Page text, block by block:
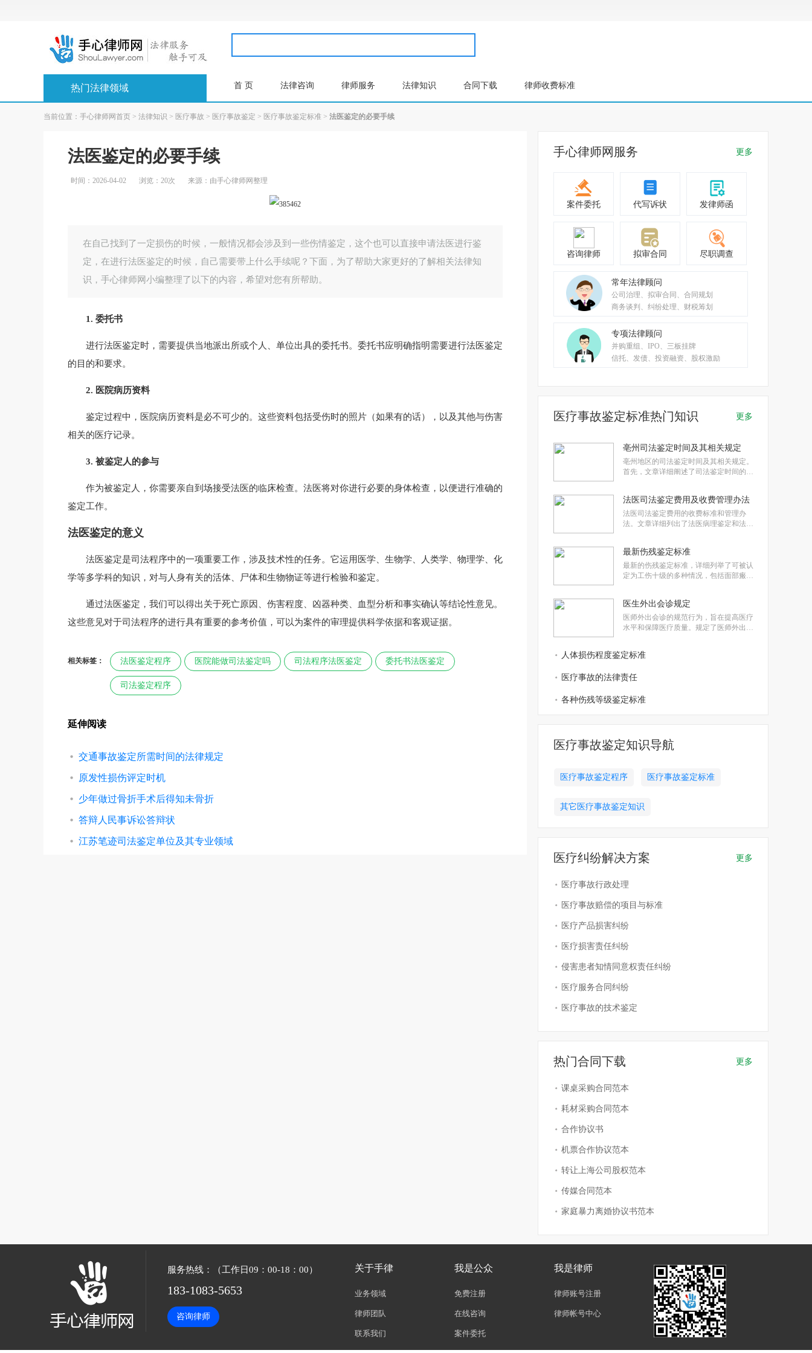
热门法律领域 首 页 法律咨询 律师服务 法律知识 合同下载 律师收费标准
当前位置： 手心律师网首页 > 法律知识 > 医疗事故 > 医疗事故鉴定 > 医疗事故鉴定标准 > 法医鉴定的必要手续
法医鉴定的必要手续
时间：2026-04-02 浏览：20次 来源：由手心律师网整理
在自己找到了一定损伤的时候，一般情况都会涉及到一些伤情鉴定，这个也可以直接申请法医进行鉴
定，在进行法医鉴定的时候，自己需要带上什么手续呢？下面，为了帮助大家更好的了解相关法律知
识，手心律师网小编整理了以下的内容，希望对您有所帮助。
1. 委托书
进行法医鉴定时，需要提供当地派出所或个人、单位出具的委托书。委托书应明确指明需要进行法医鉴定
的目的和要求。
2. 医院病历资料
鉴定过程中，医院病历资料是必不可少的。这些资料包括受伤时的照片（如果有的话），以及其他与伤害
相关的医疗记录。
3. 被鉴定人的参与
作为被鉴定人，你需要亲自到场接受法医的临床检查。法医将对你进行必要的身体检查，以便进行准确的
鉴定工作。
法医鉴定的意义
法医鉴定是司法程序中的一项重要工作，涉及技术性的任务。它运用医学、生物学、人类学、物理学、化
学等多学科的知识，对与人身有关的活体、尸体和生物物证等进行检验和鉴定。
通过法医鉴定，我们可以得出关于死亡原因、伤害程度、凶器种类、血型分析和事实确认等结论性意见。
这些意见对于司法程序的进行具有重要的参考价值，可以为案件的审理提供科学依据和客观证据。
相关标签： 法医鉴定程序 医院能做司法鉴定吗 司法程序法医鉴定 委托书法医鉴定
司法鉴定程序
延伸阅读
交通事故鉴定所需时间的法律规定
原发性损伤评定时机
少年做过骨折手术后得知未骨折
答辩人民事诉讼答辩状
江苏笔迹司法鉴定单位及其专业领域
更多
手心律师网服务
案件委托 代写诉状 发律师函
咨询律师 拟审合同 尽职调查
常年法律顾问
公司治理、拟审合同、合同规划
商务谈判、纠纷处理、财税筹划
专项法律顾问
并购重组、IPO、三板挂牌
信托、发债、投资融资、股权激励
更多
医疗事故鉴定标准热门知识
亳州司法鉴定时间及其相关规定
亳州地区的司法鉴定时间及其相关规定。
首先，文章详细阐述了司法鉴定时间的规
及因补充或重新提取鉴定材料所需的时
间。其次，文章介绍了选择司法鉴定机构
的方法，包括民间鉴定机构、行政鉴定机
法医司法鉴定费用及收费管理办法
法医司法鉴定费用的收费标准和管理办
法。文章详细列出了法医病理鉴定和法医
等。每个项目的收费标准都详细列出，并
对某些特殊检查的收费进行说明。文章旨
在为公众了解法医司法鉴定费用提供参考
最新伤残鉴定标准
最新的伤残鉴定标准，详细列举了可被认
定为工伤十级的多种情况，包括面部瘢
性，必须委托专业机构进行，否则可能对
受害人带来不利影响。
医生外出会诊规定
医师外出会诊的规范行为，旨在提高医疗
水平和保障医疗质量。规定了医师外出会
得派出医师外出会诊的情形等。同时，还
问题处理、费用结算、报酬等方面。规
人体损伤程度鉴定标准
医疗事故的法律责任
各种伤残等级鉴定标准
医疗事故鉴定知识导航
医疗事故鉴定程序 医疗事故鉴定标准
其它医疗事故鉴定知识
更多
医疗纠纷解决方案
医疗事故行政处理
医疗事故赔偿的项目与标准
医疗产品损害纠纷
医疗损害责任纠纷
侵害患者知情同意权责任纠纷
医疗服务合同纠纷
医疗事故的技术鉴定
更多
热门合同下载
课桌采购合同范本
耗材采购合同范本
合作协议书
机票合作协议范本
转让上海公司股权范本
传媒合同范本
家庭暴力离婚协议书范本
服务热线：（工作日09：00-18：00）
183-1083-5653
咨询律师
关于手律
业务领域
律师团队
联系我们
我是公众
免费注册
在线咨询
案件委托
我是律师
律师账号注册
律师帐号中心